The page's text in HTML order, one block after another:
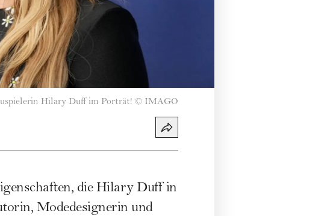
Hilary Duff im Porträt! © IMAGO
die Hilary Duff in
Modedesignerin und